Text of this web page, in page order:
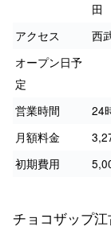
田
アクセス
西
オープン日予
定
営業時間
24
月額料金
初期費用
チョコザップ